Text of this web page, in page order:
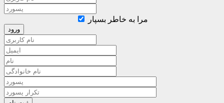
مرا به خاطر بسپار